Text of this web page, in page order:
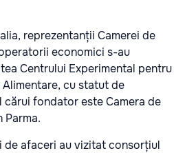
reprezentanții Camerei de
economici s-au
Centrului Experimental pentru
cu statut de
fondator este Camera de
Parma.
de afaceri au vizitat consorțiul